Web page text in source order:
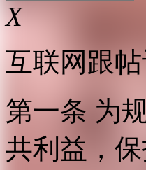
X
互联网跟
第一条 为
共利益，